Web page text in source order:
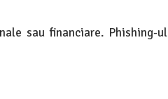
sau financiare. Phishing-ul